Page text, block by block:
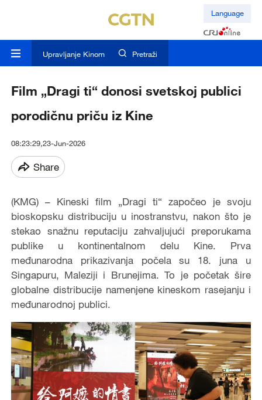
Language
Upravljanje Kinom Pretraži
Film „Dragi ti“ donosi svetskoj publici
porodičnu priču iz Kine
08:23:29,23-Jun-2026
Share
(KMG) – Kineski film „Dragi ti“ započeo je svoju
bioskopsku distribuciju u inostranstvu, nakon što je
stekao snažnu reputaciju zahvaljujući preporukama
publike u kontinentalnom delu Kine. Prva
međunarodna prikazivanja počela su 18. juna u
Singapuru, Maleziji i Brunejima. To je početak šire
globalne distribucije namenjene kineskom rasejanju i
međunarodnoj publici.